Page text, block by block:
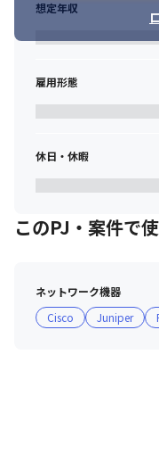
"会社の成長とともに、
今がまさに“チャンスの
想定年収
雇用形態
休日・休暇
このPJ・案件で
ネットワーク機器
Cisco
Juniper